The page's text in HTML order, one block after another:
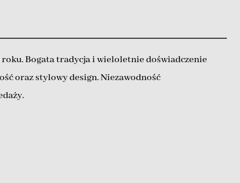
roku. Bogata tradycja i wieloletnie doświadczenie
oraz stylowy design. Niezawodność